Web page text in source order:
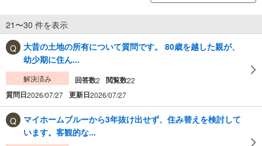
21〜30 件を表示
大昔の土地の所有について質問です。 80歳を越した親が、
幼少期に住ん...
解決済み 回答数2 閲覧数22
質問日2026/07/27 更新日2026/07/27
マイホームブルーから3年抜け出せず、住み替えを検討して
います。客観的な...